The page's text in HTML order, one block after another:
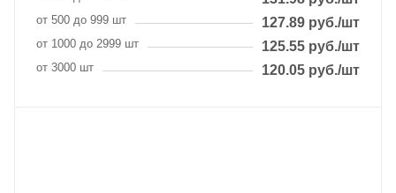
от 500 до 999 шт 127.89 руб./шт
от 1000 до 2999 шт 125.55 руб./шт
от 3000 шт 120.05 руб./шт